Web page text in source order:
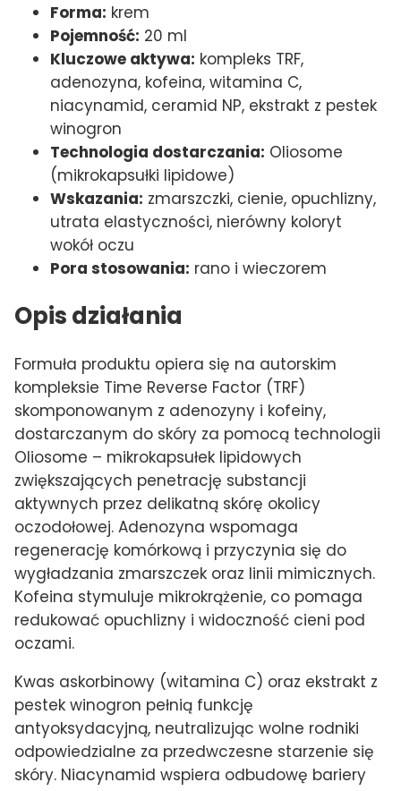
Forma: krem
Pojemność: 20 ml
Kluczowe aktywa: kompleks TRF,
adenozyna, kofeina, witamina C,
niacynamid, ceramid NP, ekstrakt z pestek
winogron
Technologia dostarczania: Oliosome
(mikrokapsułki lipidowe)
Wskazania: zmarszczki, cienie, opuchlizny,
utrata elastyczności, nierówny koloryt
wokół oczu
Pora stosowania: rano i wieczorem
Opis działania
Formuła produktu opiera się na autorskim
kompleksie Time Reverse Factor (TRF)
skomponowanym z adenozyny i kofeiny,
dostarczanym do skóry za pomocą technologii
Oliosome – mikrokapsułek lipidowych
zwiększających penetrację substancji
aktywnych przez delikatną skórę okolicy
oczodołowej. Adenozyna wspomaga
regenerację komórkową i przyczynia się do
wygładzania zmarszczek oraz linii mimicznych.
Kofeina stymuluje mikrokrążenie, co pomaga
redukować opuchlizny i widoczność cieni pod
oczami.
Kwas askorbinowy (witamina C) oraz ekstrakt z
pestek winogron pełnią funkcję
antyoksydacyjną, neutralizując wolne rodniki
odpowiedzialne za przedwczesne starzenie się
skóry. Niacynamid wspiera odbudowę bariery